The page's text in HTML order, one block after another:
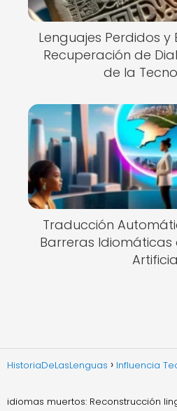
Lenguajes Perdidos y
Recuperación de
de la
Traducción
Barreras Idiomáticas
HistoriaDeLasLenguas Influencia
idiomas muertos: Reconstrucción